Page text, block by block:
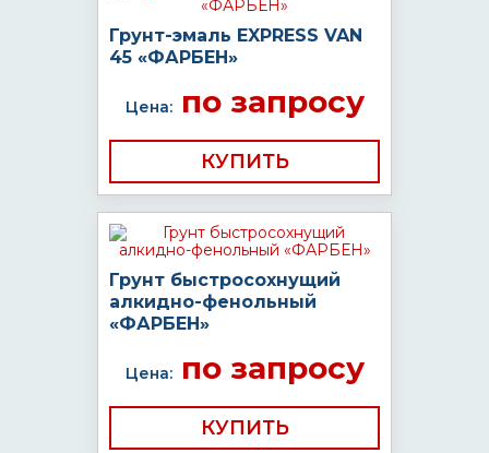
Грунт-эмаль EXPRESS VAN
45 «ФАРБЕН»
Цена:по запросу
КУПИТЬ
Грунт быстросохнущий
алкидно-фенольный
«ФАРБЕН»
Цена:по запросу
КУПИТЬ